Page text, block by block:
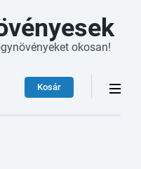
okosan!
Kosár